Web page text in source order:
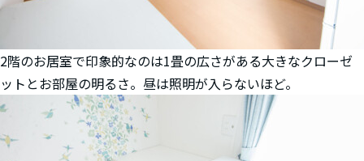
2階のお居室で印象的なのは1畳の広さがある大きなクローゼ
ットとお部屋の明るさ。昼は照明が入らないほど。